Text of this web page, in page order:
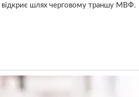
відкриє шлях черговому траншу МВФ.